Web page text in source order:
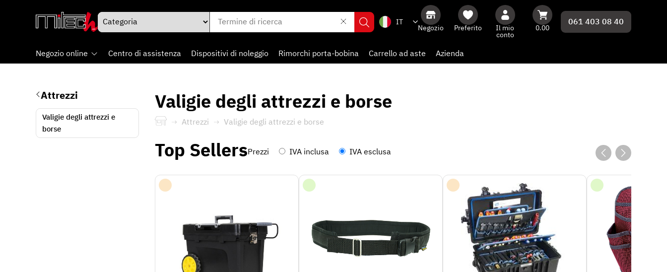
IT
Negozio Preferito Il mio
conto
0.00
061 403 08 40
Negozio online Centro di assistenza Dispositivi di noleggio Rimorchi porta-bobina Carrello ad aste Azienda
Attrezzi
Valigie degli attrezzi e
borse
Valigie degli attrezzi e borse
Attrezzi Valigie degli attrezzi e borse
Top SellersPrezzi IVA inclusa IVA esclusa